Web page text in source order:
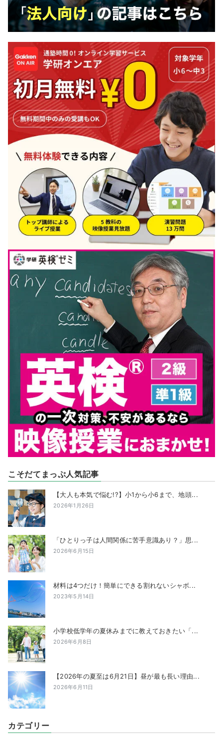
こそだてまっぷ人気記事
【大人も本気で悩む!?】小1から小6まで、地頭...
2026年1月26日
「ひとりっ子は人間関係に苦手意識あり？」思...
2026年6月15日
材料は4つだけ！簡単にできる割れないシャボ...
2023年5月14日
小学校低学年の夏休みまでに教えておきたい「...
2026年6月8日
【2026年の夏至は6月21日】昼が最も長い理由...
2026年6月11日
カテゴリー